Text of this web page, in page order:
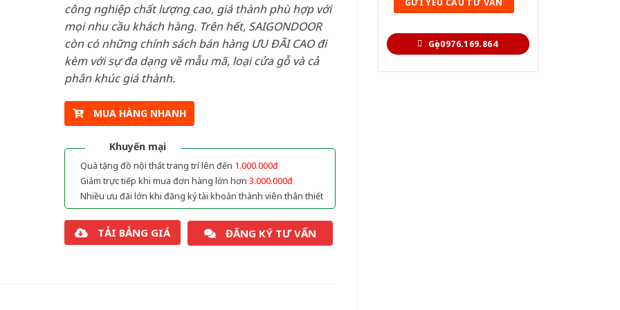
Gọi 0976.169.864
công nghiệp chất lượng cao, giá thành phù hợp với
mọi nhu cầu khách hàng. Trên hết, SAIGONDOOR
còn có những chính sách bán hàng ƯU ĐÃI CAO đi
kèm với sự đa dạng về mẫu mã, loại cửa gỗ và cả
phân khúc giá thành.
MUA HÀNG NHANH
Khuyến mại
Quà tặng đồ nội thất trang trí lên đến 1.000.000đ
Giảm trực tiếp khi mua đơn hàng lớn hơn 3.000.000đ
Nhiều ưu đãi lớn khi đăng ký tài khoản thành viên thân thiết
TẢI BẢNG GIÁ ĐĂNG KÝ TƯ VẤN